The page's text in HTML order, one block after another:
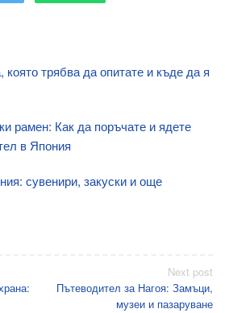
трябва да опитате и къде да я
рамен: Как да поръчате и ядете
в Япония
сувенири, закуски и още
Next post
Пътеводител за Нагоя: Замъци,
музеи и пазаруване